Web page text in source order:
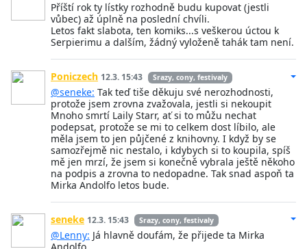
Příští rok ty lístky rozhodně budu kupovat (jestli
vůbec) až úplně na poslední chvíli.
Letos fakt slabota, ten komiks...s veškerou úctou k
Serpierimu a dalším, žádný vyloženě tahák tam není.
Poniczech 12.3. 15:43 Srazy, cony, festivaly
@seneke: Tak teď tiše děkuju své nerozhodnosti,
protože jsem zrovna zvažovala, jestli si nekoupit
Mnoho smrtí Laily Starr, ať si to můžu nechat
podepsat, protože se mi to celkem dost líbilo, ale
měla jsem to jen půjčené z knihovny. I když by se
samozřejmě nic nestalo, i kdybych si to koupila, spíš
mě jen mrzí, že jsem si konečně vybrala ještě někoho
na podpis a zrovna to nedopadne. Tak snad aspoň ta
Mirka Andolfo letos bude.
seneke 12.3. 15:43 Srazy, cony, festivaly
@Lenny: Já hlavně doufám, že přijede ta Mirka